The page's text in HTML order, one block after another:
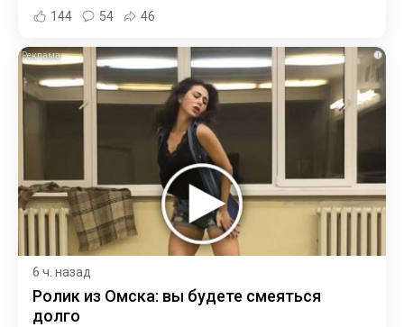
144 54 46
i
6 ч. назад
Ролик из Омска: вы будете смеяться
долго